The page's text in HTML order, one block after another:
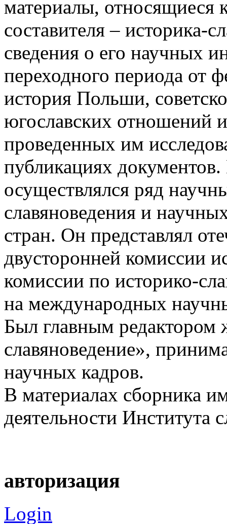
материалы, относящиеся
составителя – историка-
сведения о его научных
переходного периода от
история Польши,
югославских отношений
проведенных им
публикациях
осуществлялся ряд
славяноведения и
стран. Он представлял
двусторонней комиссии
комиссии по историко-
на международных
Был главным редактором
славяноведение»,
научных кадров.
В материалах сборника
деятельности Института
авторизация
Login